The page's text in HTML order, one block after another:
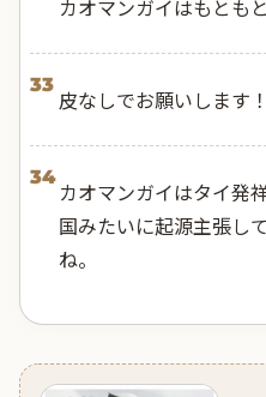
カオマンガイはもとも
33
皮なしでお願いします！
34
カオマンガイはタイ発
国みたいに起源主張し
ね。